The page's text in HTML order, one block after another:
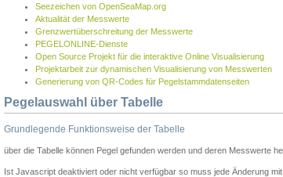
Seezeichen von OpenSeaMap.org
Aktualität der Messwerte
Grenzwertüberschreitung der Messwerte
PEGELONLINE-Dienste
Open Source Projekt für die interaktive Online Visualisierung
Projektarbeit zur dynamischen Visualisierung von Messwerten
Generierung von QR-Codes für Pegelstammdatenseiten
Pegelauswahl über Tabelle
Grundlegende Funktionsweise der Tabelle
über die Tabelle können Pegel gefunden werden und deren Messwerte
Ist Javascript deaktiviert oder nicht verfügbar so muss jede Änderung